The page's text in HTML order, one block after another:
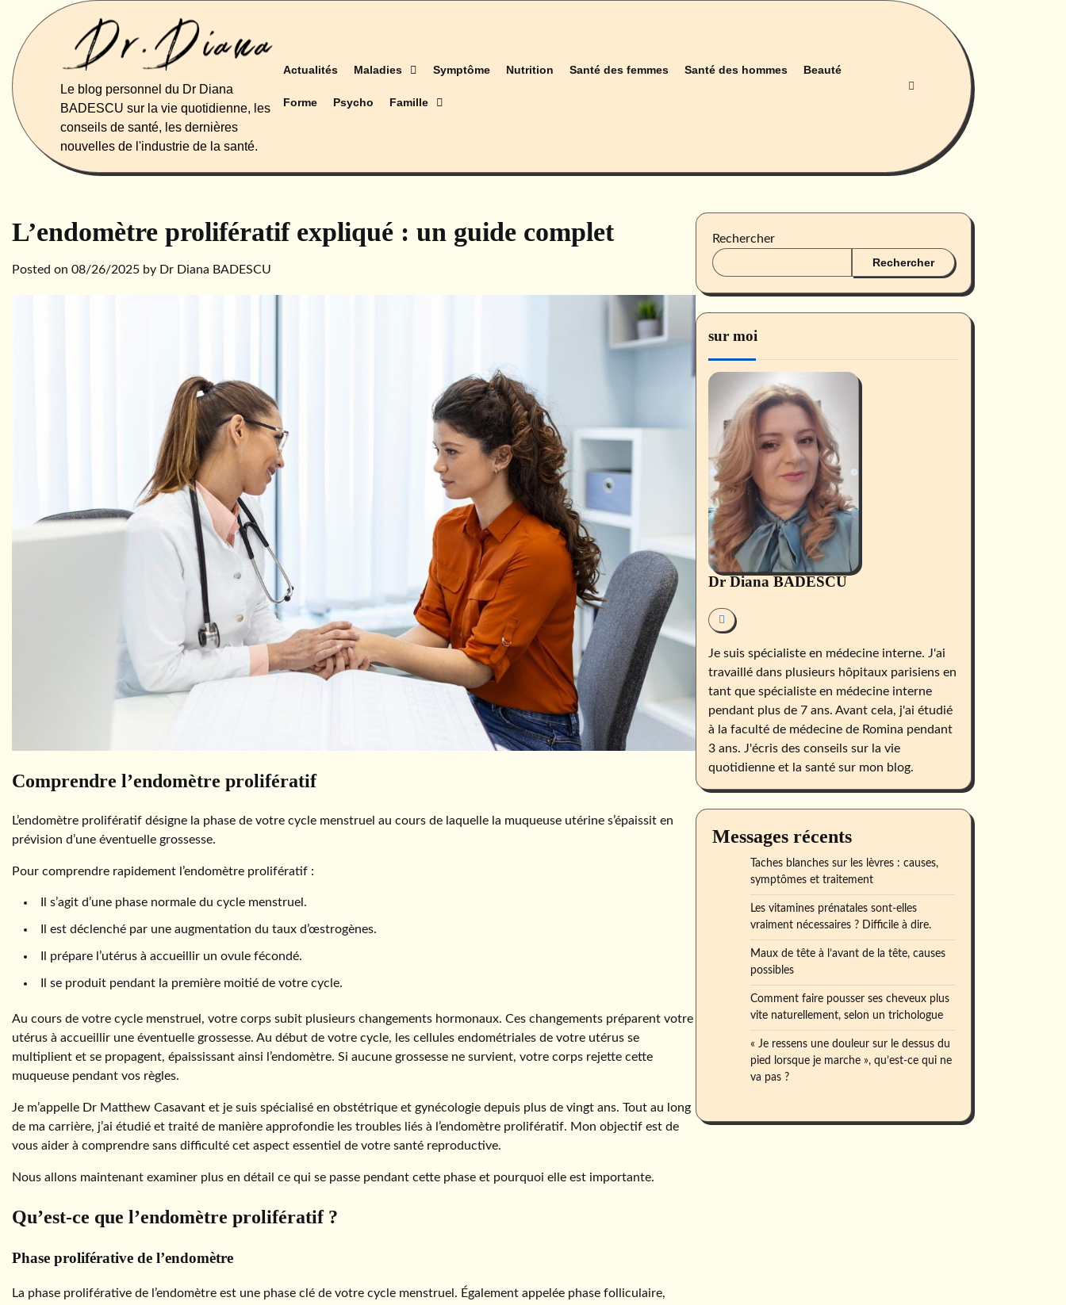
content
Le blog personnel du Dr Diana
BADESCU sur la vie quotidienne, les
conseils de santé, les dernières
nouvelles de l'industrie de la santé.
Actualités Maladies Symptôme Nutrition Santé des femmes Santé des hommes Beauté
Forme Psycho Famille
L’endomètre prolifératif expliqué : un guide complet
Posted on 08/26/2025 by Dr Diana BADESCU
Comprendre l’endomètre prolifératif
L’endomètre prolifératif désigne la phase de votre cycle menstruel au cours de laquelle la muqueuse utérine s’épaissit en
prévision d’une éventuelle grossesse.
Pour comprendre rapidement l’endomètre prolifératif :
Il s’agit d’une phase normale du cycle menstruel.
Il est déclenché par une augmentation du taux d’œstrogènes.
Il prépare l’utérus à accueillir un ovule fécondé.
Il se produit pendant la première moitié de votre cycle.
Au cours de votre cycle menstruel, votre corps subit plusieurs changements hormonaux. Ces changements préparent votre
utérus à accueillir une éventuelle grossesse. Au début de votre cycle, les cellules endométriales de votre utérus se
multiplient et se propagent, épaississant ainsi l’endomètre. Si aucune grossesse ne survient, votre corps rejette cette
muqueuse pendant vos règles.
Je m’appelle Dr Matthew Casavant et je suis spécialisé en obstétrique et gynécologie depuis plus de vingt ans. Tout au long
de ma carrière, j’ai étudié et traité de manière approfondie les troubles liés à l’endomètre prolifératif. Mon objectif est de
vous aider à comprendre sans difficulté cet aspect essentiel de votre santé reproductive.
Nous allons maintenant examiner plus en détail ce qui se passe pendant cette phase et pourquoi elle est importante.
Qu’est-ce que l’endomètre prolifératif ?
Phase proliférative de l’endomètre
La phase proliférative de l’endomètre est une phase clé de votre cycle menstruel. Également appelée phase folliculaire,
Rechercher
Rechercher
sur moi
Dr Diana BADESCU
Je suis spécialiste en médecine interne. J'ai
travaillé dans plusieurs hôpitaux parisiens en
tant que spécialiste en médecine interne
pendant plus de 7 ans. Avant cela, j'ai étudié
à la faculté de médecine de Romina pendant
3 ans. J'écris des conseils sur la vie
quotidienne et la santé sur mon blog.
Messages récents
Taches blanches sur les lèvres : causes,
symptômes et traitement
Les vitamines prénatales sont-elles
vraiment nécessaires ? Difficile à dire.
Maux de tête à l’avant de la tête, causes
possibles
Comment faire pousser ses cheveux plus
vite naturellement, selon un trichologue
« Je ressens une douleur sur le dessus du
pied lorsque je marche », qu’est-ce qui ne
va pas ?